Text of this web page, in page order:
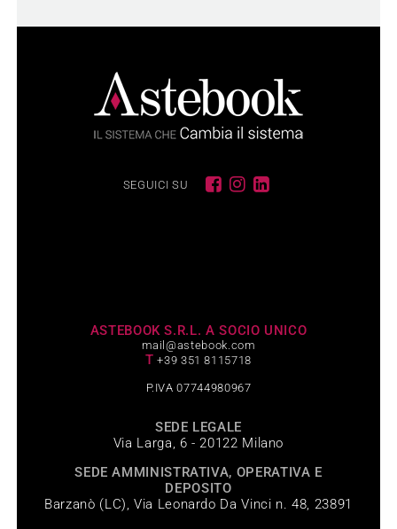
SEGUICI SU
ASTEBOOK S.R.L. A SOCIO UNICO
mail@astebook.com
T +39 351 8115718
P.IVA 07744980967
SEDE LEGALE
Via Larga, 6 - 20122 Milano
SEDE AMMINISTRATIVA, OPERATIVA E
DEPOSITO
Barzanò (LC), Via Leonardo Da Vinci n. 48, 23891